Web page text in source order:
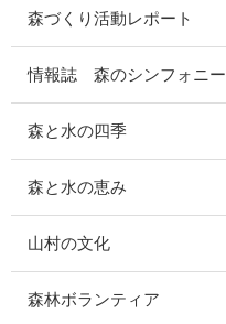
森づくり活動レポート
情報誌 森のシンフォニー
森と水の四季
森と水の恵み
山村の文化
森林ボランティア